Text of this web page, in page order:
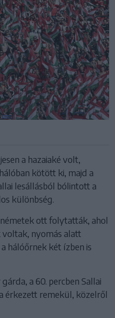
a hazaiaké volt,
kötött ki, majd a
lesállásból bólintott a
különbség.
ott folytatták, ahol
nyomás alatt
hálóőrnek két ízben is
a 60. percben Sallai
érkezett remekül, közelről